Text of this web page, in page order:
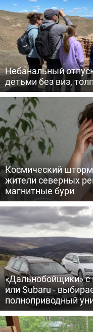
Небанальный
детьми без виз,
Космический
жители северных
магнитные бури
«Дальнобойщики» с
или Subaru -
полноприводный